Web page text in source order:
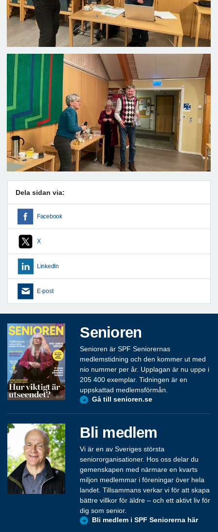
Dela sidan via:
Facebook
X
LinkedIn
E-post
Senioren
Senioren är SPF Seniorernas
medlemstidning och den kommer ut med
nio nummer per år. Upplagan är nu uppe i
205 400 exemplar. Tidningen är en
uppskattad medlemsförmån.
Gå till senioren.se
Bli medlem
Vi är en av Sveriges största
seniororganisationer. Hos oss delar du
gemenskapen med närmare en kvarts
miljon medlemmar i föreningar över hela
landet. Tillsammans verkar vi för att skapa
bättre villkor för äldre – och ett aktivt liv för
dig som senior.
Bli medlem i SPF Seniorerna här